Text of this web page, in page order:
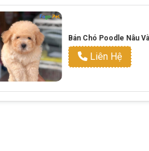
Bán Chó Poodle Nâu
Liên Hệ